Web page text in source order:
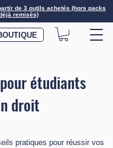
de 3 outils achetés (hors packs
remisés)
étudiants
droit
pratiques pour réussir vos